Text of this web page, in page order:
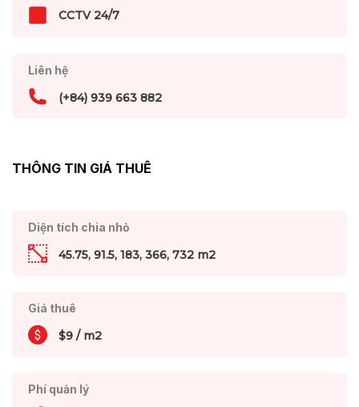
CCTV 24/7
Liên hệ
(+84) 939 663 882
THÔNG TIN GIÁ THUÊ
Diện tích chia nhỏ
45.75, 91.5, 183, 366, 732 m2
Giá thuê
$9 / m2
Phí quản lý